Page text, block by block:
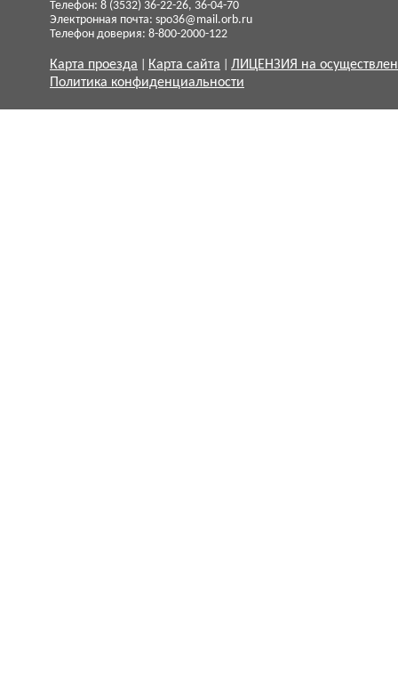
Телефон: 8 (3532) 36-22-26, 36-04-70
Электронная почта: spo36@mail.orb.ru
Телефон доверия: 8-800-2000-122
Карта проезда Карта сайта
ЛИЦЕНЗИЯ на
Политика конфиденциальности